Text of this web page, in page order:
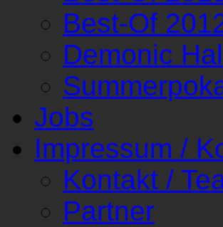
Best-Of
Demonic
Jobs
Impressum /
Kontakt /
Partner